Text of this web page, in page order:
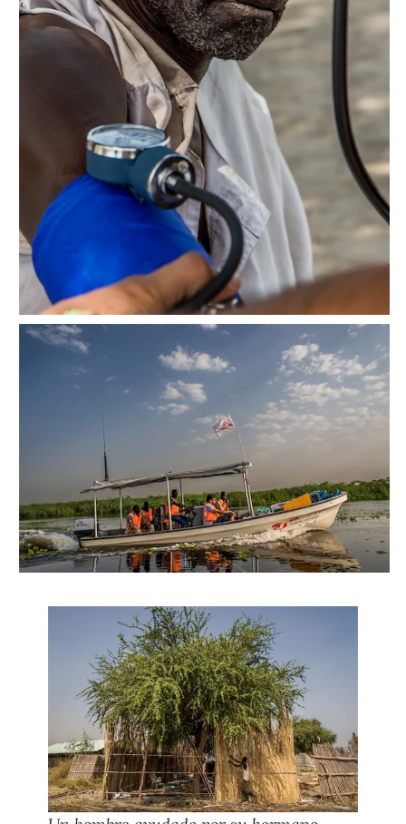
Consulta nuestra política de privacidad
Médicos Sin Fronteras en
México y Centroamérica